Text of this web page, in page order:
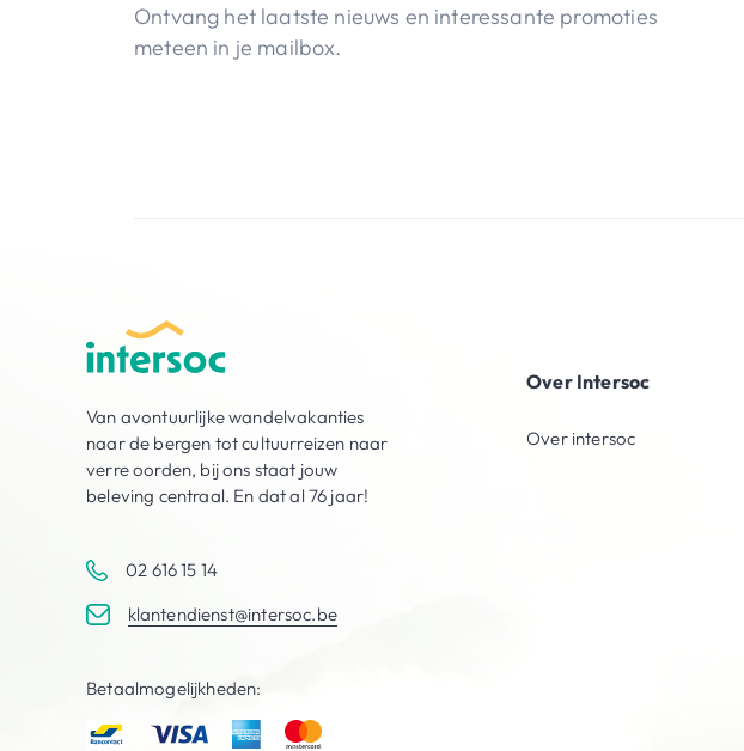
Ontvang het laatste nieuws en interessante promoties
meteen in je mailbox.
Van avontuurlijke wandelvakanties
naar de bergen tot cultuurreizen naar
verre oorden, bij ons staat jouw
beleving centraal. En dat al 76 jaar!
02 616 15 14
klantendienst@intersoc.be
Betaalmogelijkheden:
Over Intersoc
Over intersoc